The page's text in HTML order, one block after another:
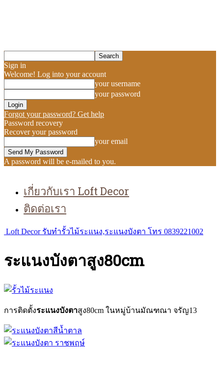
Sign in
Welcome! Log into your account
your username
your password
Forgot your password? Get help
Password recovery
Recover your password
your email
A password will be e-mailed to you.
เกี่ยวกับเรา Loft Decor
ติดต่อเรา
Loft Decor รับทำรั้วไม้ระแนง,ระแนงบังตา โทร 0839221002
ระแนงบังตาสูง80cm
การติดตั้งระแนงบังตาสูง80cm ในหมู่บ้านมัณฑณา จรัญ13